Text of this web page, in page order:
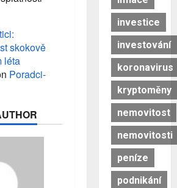
skokově
léta
Poradci-
investice
investování
koronavirus
kryptoměny
nemovitost
nemovitosti
peníze
podnikání